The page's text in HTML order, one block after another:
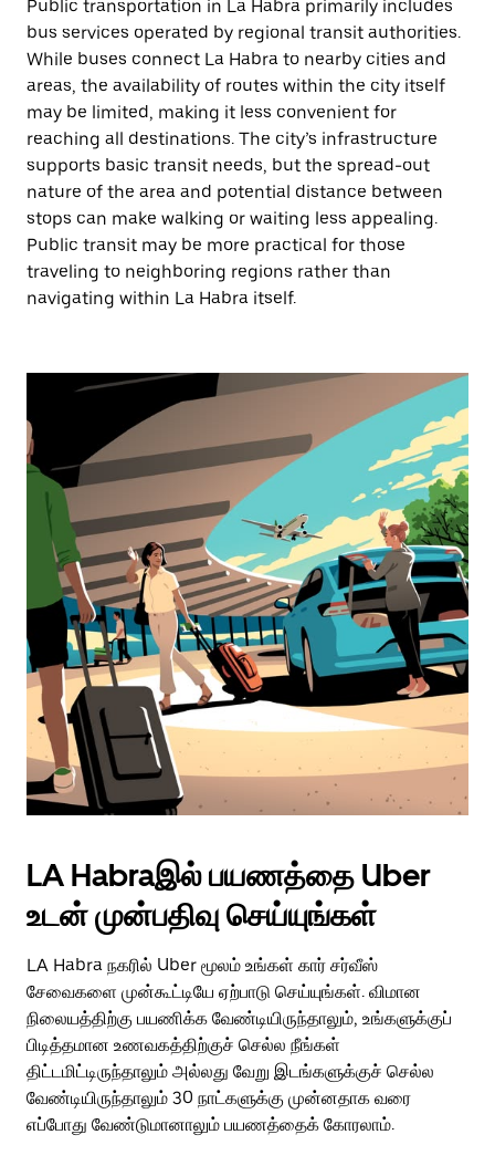
Public transportation in La Habra primarily includes
bus services operated by regional transit authorities.
While buses connect La Habra to nearby cities and
areas, the availability of routes within the city itself
may be limited, making it less convenient for
reaching all destinations. The city’s infrastructure
supports basic transit needs, but the spread-out
nature of the area and potential distance between
stops can make walking or waiting less appealing.
Public transit may be more practical for those
traveling to neighboring regions rather than
navigating within La Habra itself.
LA Habraஇல் பயணத்தை Uber
உடன் முன்பதிவு செய்யுங்கள்
LA Habra நகரில் Uber மூலம் உங்கள் கார் சர்வீஸ்
சேவைகளை முன்கூட்டியே ஏற்பாடு செய்யுங்கள். விமான
நிலையத்திற்கு பயணிக்க வேண்டியிருந்தாலும், உங்களுக்குப்
பிடித்தமான உணவகத்திற்குச் செல்ல நீங்கள்
திட்டமிட்டிருந்தாலும் அல்லது வேறு இடங்களுக்குச் செல்ல
வேண்டியிருந்தாலும் 30 நாட்களுக்கு முன்னதாக வரை
எப்போது வேண்டுமானாலும் பயணத்தைக் கோரலாம்.